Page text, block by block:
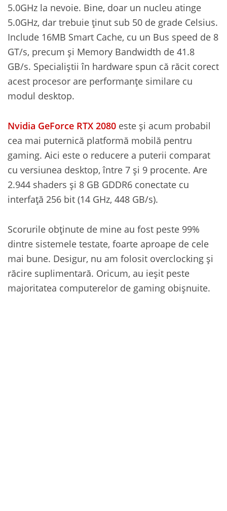
5.0GHz la nevoie. Bine, doar un nucleu atinge
5.0GHz, dar trebuie ținut sub 50 de grade Celsius.
Include 16MB Smart Cache, cu un Bus speed de 8
GT/s, precum și Memory Bandwidth de 41.8
GB/s. Specialiștii în hardware spun că răcit corect
acest procesor are performanțe similare cu
modul desktop.
Nvidia GeForce RTX 2080 este și acum probabil
cea mai puternică platformă mobilă pentru
gaming. Aici este o reducere a puterii comparat
cu versiunea desktop, între 7 și 9 procente. Are
2.944 shaders și 8 GB GDDR6 conectate cu
interfață 256 bit (14 GHz, 448 GB/s).
Scorurile obținute de mine au fost peste 99%
dintre sistemele testate, foarte aproape de cele
mai bune. Desigur, nu am folosit overclocking și
răcire suplimentară. Oricum, au ieșit peste
majoritatea computerelor de gaming obișnuite.